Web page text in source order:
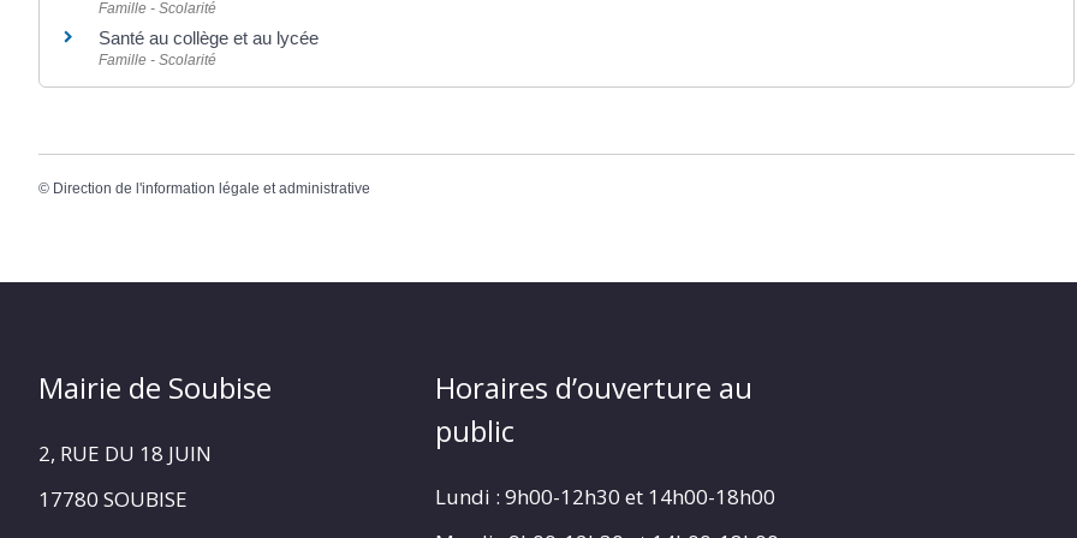
Famille - Scolarité
Santé au collège et au lycée
Famille - Scolarité
© Direction de l'information légale et administrative
Mairie de Soubise
2, RUE DU 18 JUIN
17780 SOUBISE
Horaires d’ouverture au
public
Lundi : 9h00-12h30 et 14h00-18h00